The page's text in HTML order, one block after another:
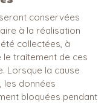
conservées
à la réalisation
collectées, à
le traitement de ces
Lorsque la cause
les données
bloquées pendant